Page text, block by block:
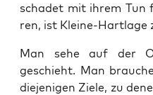
scha­det mit ihrem
ren, ist Klei­ne-Hart­la­ge
Man sehe auf der
geschieht. Man
die­je­ni­gen Zie­le, zu